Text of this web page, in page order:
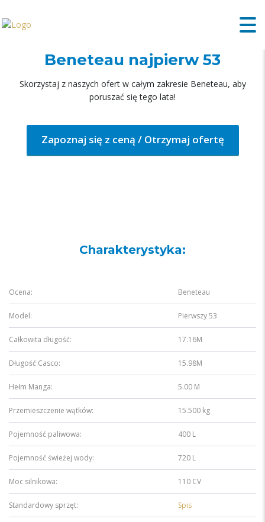
Beneteau najpierw 53
Skorzystaj z naszych ofert w całym zakresie Beneteau, aby
poruszać się tego lata!
Zapoznaj się z ceną / Otrzymaj ofertę
Charakterystyka:
Ocena: Beneteau
Model: Pierwszy 53
Całkowita długość: 17.16M
Długość Casco: 15.98M
Hełm Manga: 5.00 M
Przemieszczenie wątków: 15.500 kg
Pojemność paliwowa: 400 L
Pojemność świeżej wody: 720 L
Moc silnikowa: 110 CV
Standardowy sprzęt: Spis